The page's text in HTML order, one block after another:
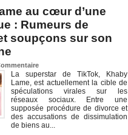
au cœur d’une
: Rumeurs de
soupçons sur son
La superstar de TikTok, Khaby
Lame, est actuellement la cible de
spéculations virales sur les
réseaux sociaux. Entre une
supposée procédure de divorce et
des accusations de dissimulation
de biens au...